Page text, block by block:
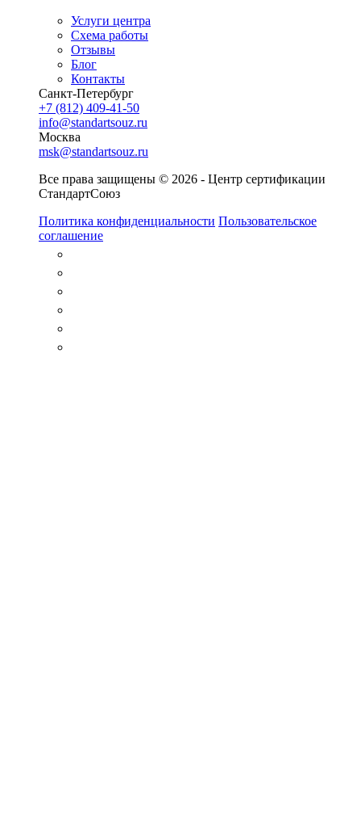
Услуги центра
Схема работы
Отзывы
Блог
Контакты
Санкт-Петербург
+7 (812) 409-41-50
info@standartsouz.ru
Москва
msk@standartsouz.ru
Все права защищены © 2026 - Центр сертификации
СтандартСоюз
Политика конфиденциальности Пользовательское
соглашение